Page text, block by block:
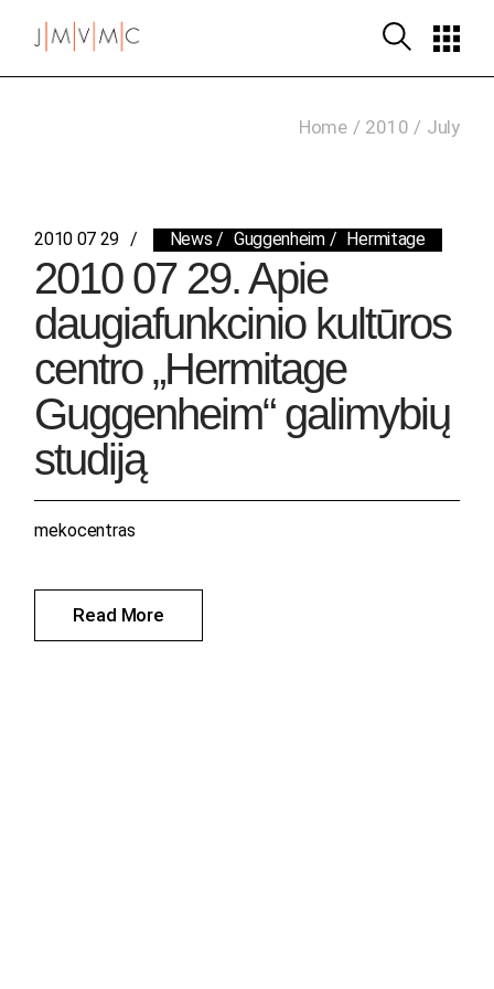
Home 2010 July
2010 07 29 News Guggenheim Hermitage
2010 07 29. Apie
daugiafunkcinio kultūros
centro „Hermitage
Guggenheim“ galimybių
studiją
Read More
mekocentras